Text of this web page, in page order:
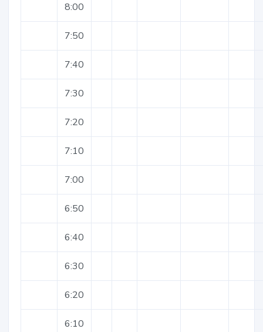
8:00
7:50
7:40
7:30
7:20
7:10
7:00
6:50
6:40
6:30
6:20
6:10